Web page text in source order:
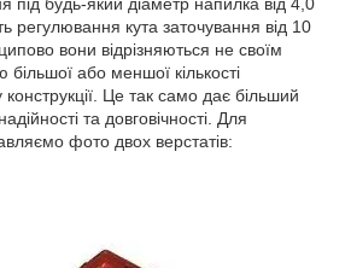
регулювання кута заточування від 10
вони відрізняються не своїм
більшої або меншої кількості
Це так само дає більший
та довговічності. Для
фото двох верстатів: